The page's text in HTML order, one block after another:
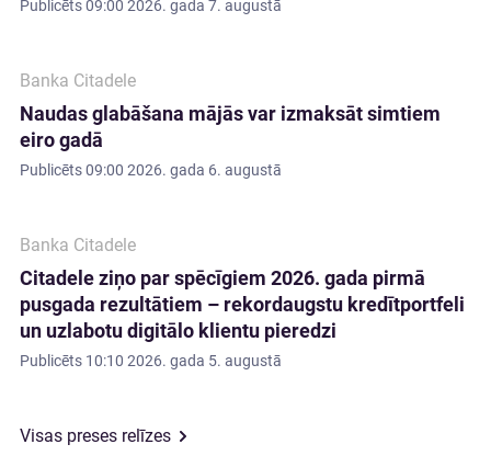
Publicēts09:00 2026. gada 7. augustā
Banka Citadele
Naudas glabāšana mājās var izmaksāt simtiem
eiro gadā
Publicēts09:00 2026. gada 6. augustā
Banka Citadele
Citadele ziņo par spēcīgiem 2026. gada pirmā
pusgada rezultātiem – rekordaugstu kredītportfeli
un uzlabotu digitālo klientu pieredzi
Publicēts 10:10 2026. gada 5. augustā
Visas preses relīzes